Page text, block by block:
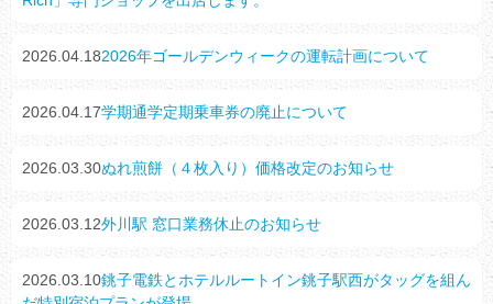
2026.04.182026年ゴールデンウィークの運転計画について
2026.04.17学期通学定期乗車券の廃止について
2026.03.30ぬれ煎餅（４枚入り）価格改定のお知らせ
2026.03.12外川駅 窓口業務休止のお知らせ
2026.03.10銚子電鉄とホテルルートイン銚子駅西がタッグを組ん